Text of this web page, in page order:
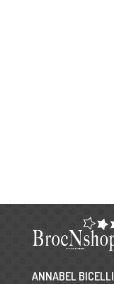
ANNABEL BICELLI